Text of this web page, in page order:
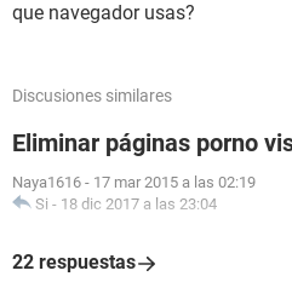
que navegador usas?
Discusiones similares
Eliminar páginas porno
Naya1616 - 17 mar 2015 a las 02:19
Si - 18 dic 2017 a las 23:04
22 respuestas